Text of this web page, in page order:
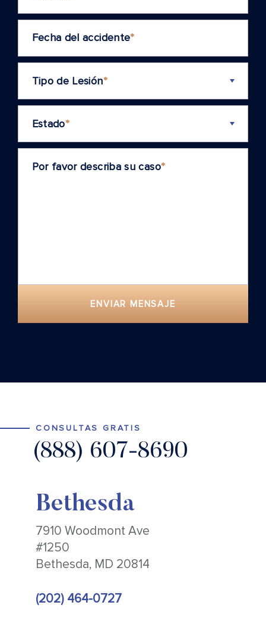
Fecha del accidente*
Tipo de Lesión*
Estado*
Por favor describa su caso*
ENVIAR MENSAJE
CONSULTAS GRATIS
(888) 607-8690
Bethesda
7910 Woodmont Ave
#1250
Bethesda, MD 20814
(202) 464-0727